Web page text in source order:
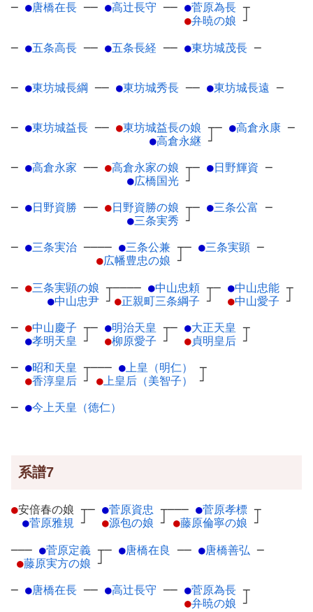
─ ●唐橋在長 ── ●高辻長守 ── ●菅原為長 ┬
●弁暁の娘 ┘
─ ●五条高長 ── ●五条長経 ── ●東坊城茂長 ─
─ ●東坊城長綱 ── ●東坊城秀長 ── ●東坊城長遠 ─
─ ●東坊城益長 ── ●東坊城益長の娘 ┬
●高倉永継 ┘
─ ●高倉永康 ─
─ ●高倉永家 ── ●高倉永家の娘 ┬
●広橋国光 ┘
─ ●日野輝資 ─
─ ●日野資勝 ── ●日野資勝の娘 ┬
●三条実秀 ┘
─ ●三条公富 ─
─ ●三条実治 ──── ●三条公兼 ┬
●広幡豊忠の娘 ┘
─ ●三条実顕 ─
─ ●三条実顕の娘 ┬
●中山忠尹 ┘
──── ●中山忠頼 ┬
●正親町三条綱子 ┘
─ ●中山忠能 ┬
●中山愛子 ┘
─ ●中山慶子 ┬
●孝明天皇 ┘
─ ●明治天皇 ┬
●柳原愛子 ┘
─ ●大正天皇 ┬
●貞明皇后 ┘
─ ●昭和天皇 ┬
●香淳皇后 ┘
─── ●上皇（明仁）
┬
●上皇后（美智子） ┘
─ ●今上天皇（徳仁）
系譜7
●安倍春の娘 ┬
●菅原雅規 ┘
─ ●菅原資忠 ┬
●源包の娘 ┘
─── ●菅原孝標 ┬
●藤原倫寧の娘 ┘
─── ●菅原定義 ┬
●藤原実方の娘 ┘
─ ●唐橋在良 ── ●唐橋善弘 ─
─ ●唐橋在長 ── ●高辻長守 ── ●菅原為長 ┬
●弁暁の娘 ┘